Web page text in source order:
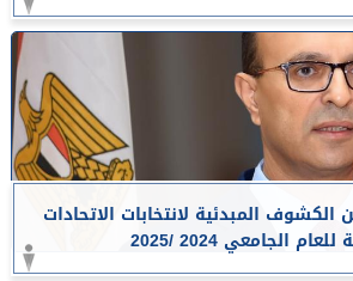
المبدئية لانتخابات الاتحادات
الجامعي 2024 /2025